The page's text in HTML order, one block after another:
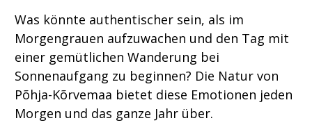
Was könnte authentischer sein, als im
Morgengrauen aufzuwachen und den Tag mit
einer gemütlichen Wanderung bei
Sonnenaufgang zu beginnen? Die Natur von
Põhja-Kõrvemaa bietet diese Emotionen jeden
Morgen und das ganze Jahr über.